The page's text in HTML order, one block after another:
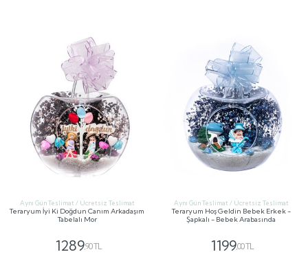
Aynı Gün Teslimat / Ücretsiz Teslimat
Teraryum İyi Ki Doğdun Canım Arkadaşım
Tabelalı Mor
1289,90 TL
Aynı Gün Teslimat / Ücretsiz Teslimat
Teraryum Hoş Geldin Bebek Erkek -
Şapkalı - Bebek Arabasında
1199,00 TL